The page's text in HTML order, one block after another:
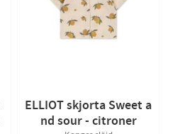
ELLIOT skjorta Sweet a
nd sour - citroner